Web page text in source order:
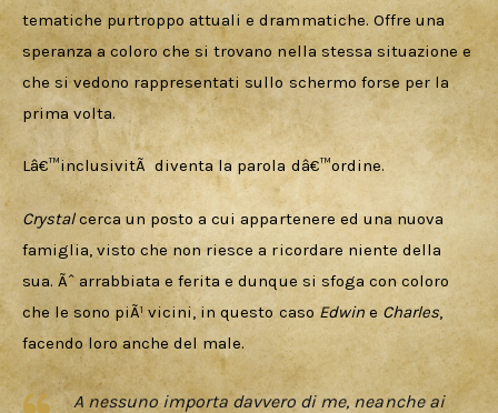
tematiche purtroppo attuali e drammatiche. Offre una
speranza a coloro che si trovano nella stessa situazione e
che si vedono rappresentati sullo schermo forse per la
prima volta.
Lâ€™inclusivitÃ  diventa la parola dâ€™ordine.
Crystal cerca un posto a cui appartenere ed una nuova
famiglia, visto che non riesce a ricordare niente della
sua. Ãˆ arrabbiata e ferita e dunque si sfoga con coloro
che le sono piÃ¹ vicini, in questo caso Edwin e Charles,
facendo loro anche del male.
A nessuno importa davvero di me, neanche ai